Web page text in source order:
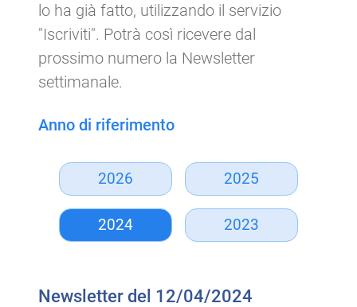
lo ha già fatto, utilizzando il servizio
"Iscriviti". Potrà così ricevere dal
prossimo numero la Newsletter
settimanale.
Anno di riferimento
2026 2025
2024 2023
Newsletter del 12/04/2024